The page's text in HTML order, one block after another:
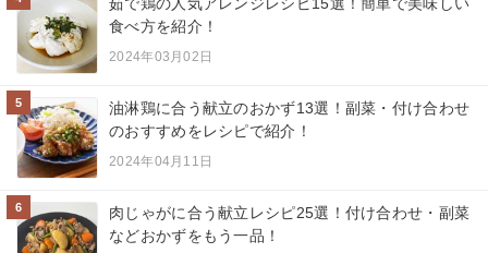
食べ方を紹介！
2024年03月02日
5
油淋鶏に合う献立のおかず13選！副菜・付け合わせ
のおすすめをレシピで紹介！
2024年04月11日
6
肉じゃがに合う献立レシピ25選！付け合わせ・副菜
などおかずをもう一品！